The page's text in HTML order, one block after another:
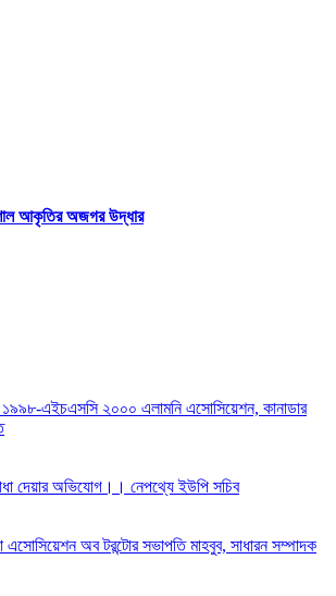
আকৃতির অজগর উদ্ধার
১৯৯৮-এইচএসসি ২০০০ এলামনি এসোসিয়েশন, কানাডার
দেয়ার অভিযোগ।। নেপথ্যে ইউপি সচিব
এসোসিয়েশন অব টরন্টোর সভাপতি মাহবুব, সাধারন সম্পাদক